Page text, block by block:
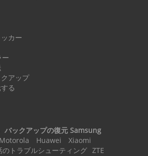
カー
ー
アップ
る
バックアップの復元 Samsung
Motorola Huawei
Xiaomi
のトラブルシューティング ZTE